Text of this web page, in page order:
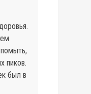
пиков.
был в